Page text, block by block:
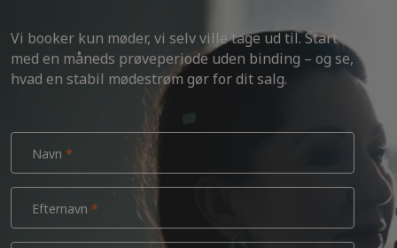
Vi booker kun møder, vi selv ville tage ud til. Start
med en måneds prøveperiode uden binding – og se,
hvad en stabil mødestrøm gør for dit salg.
Navn
Efternavn